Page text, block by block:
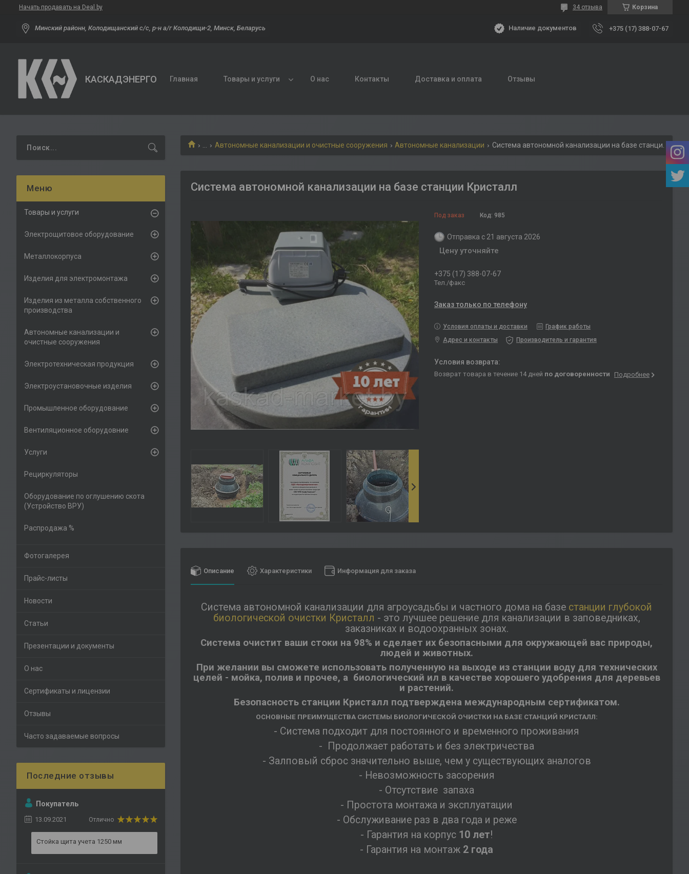
Начать продавать на Deal.by Корзина
34 отзыва
Минский районн, Колодищанский с/с, р-н а/г Колодищи-2, Минск, Беларусь Наличие документов +375 (17) 388-07-67
КАСКАДЭНЕРГО Главная Товары и услуги О нас Контакты Доставка и оплата Отзывы
Автономные канализации и очистные сооружения Автономные канализации
Система автономной канализации на базе станции Кристалл
Под заказ Код: 985
Отправка с 21 августа 2026
Цену уточняйте
+375 (17) 388-07-67
Тел./факс
Заказ только по телефону
Условия оплаты и доставки
График работы
Адрес и контакты
Производитель и гарантия
возврат товара в течение 14 дней по договоренности Подробнее
Описание Характеристики Информация для заказа
Система автономной канализации для агроусадьбы и частного дома на базе станции глубокой
биологической очистки Кристалл - это лучшее решение для канализации в заповедниках,
заказниках и водоохранных зонах.
Система очистит ваши стоки на 98% и сделает их безопасными для окружающей вас природы,
людей и животных.
При желании вы сможете использовать полученную на выходе из станции воду для технических
целей - мойка, полив и прочее, а биологический ил в качестве хорошего удобрения для деревьев
и растений.
Безопасность станции Кристалл подтверждена международным сертификатом.
ОСНОВНЫЕ ПРЕИМУЩЕСТВА СИСТЕМЫ БИОЛОГИЧЕСКОЙ ОЧИСТКИ НА БАЗЕ СТАНЦИЙ КРИСТАЛЛ:
- Система подходит для постоянного и временного проживания
- Продолжает работать и без электричества
- Залповый сброс значительно выше, чем у существующих аналогов
- Невозможность засорения
- Отсутствие запаха
- Простота монтажа и эксплуатации
- Обслуживание раз в два года и реже
- Гарантия на корпус 10 лет!
- Гарантия на монтаж 2 года
Товары и услуги
Электрощитовое оборудование
Металлокорпуса
Изделия для электромонтажа
Изделия из металла собственного
производства
Автономные канализации и
очистные сооружения
Электротехническая продукция
Электроустановочные изделия
Промышленное оборудование
Вентиляционное оборудовние
Услуги
Рециркуляторы
Оборудование по оглушению скота
(Устройство ВРУ)
Распродажа %
Фотогалерея
Прайс-листы
Новости
Статьи
Презентации и документы
О нас
Сертификаты и лицензии
Отзывы
Часто задаваемые вопросы
Покупатель
13.09.2021 Отлично
Стойка щита учета 1250 мм